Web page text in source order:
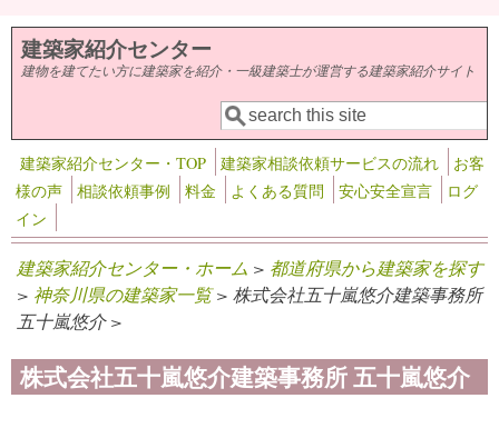
メインコンテンツに移動
建築家紹介センター
建物を建てたい方に建築家を紹介・一級建築士が運営する建築家紹介サイト
検索フォーム
検索
建築家紹介センター・TOP 建築家相談依頼サービスの流れ
お客
様の声
相談依頼事例 料金 よくある質問 安心安全宣言
ログ
イン
建築家紹介センター・ホーム > 都道府県から建築家を探す
> 神奈川県の建築家一覧> 株式会社五十嵐悠介建築事務所
五十嵐悠介 >
株式会社五十嵐悠介建築事務所 五十嵐悠介